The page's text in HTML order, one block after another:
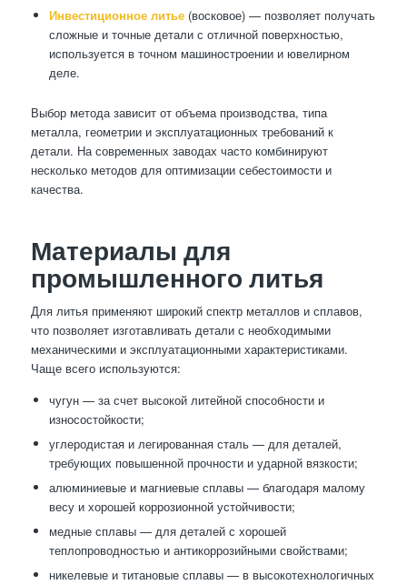
Инвестиционное литье(восковое) — позволяет получать
сложные и точные детали с отличной поверхностью,
используется в точном машиностроении и ювелирном
деле.
Выбор метода зависит от объема производства, типа
металла, геометрии и эксплуатационных требований к
детали. На современных заводах часто комбинируют
несколько методов для оптимизации себестоимости и
качества.
Материалы для
промышленного литья
Для литья применяют широкий спектр металлов и сплавов,
что позволяет изготавливать детали с необходимыми
механическими и эксплуатационными характеристиками.
Чаще всего используются:
чугун — за счет высокой литейной способности и
износостойкости;
углеродистая и легированная сталь — для деталей,
требующих повышенной прочности и ударной вязкости;
алюминиевые и магниевые сплавы — благодаря малому
весу и хорошей коррозионной устойчивости;
медные сплавы — для деталей с хорошей
теплопроводностью и антикоррозийными свойствами;
никелевые и титановые сплавы — в высокотехнологичных